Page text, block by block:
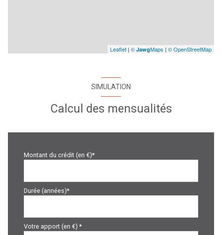
Leaflet | © JawgMaps | © OpenStreetMap
SIMULATION
Calcul des mensualités
Montant du crédit (en €)*
Durée (années)*
Votre apport (en €) *